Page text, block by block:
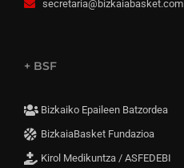
secretaria@bizkaiabasket.com
+ BSF
Bizkaiko Epaileen Batzordea
BizkaiaBasket Fundazioa
Kirol Medikuntza / ASFEDEBI